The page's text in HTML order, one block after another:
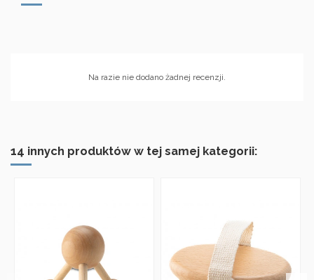
Na razie nie dodano żadnej recenzji.
14 innych produktów w tej samej kategorii: